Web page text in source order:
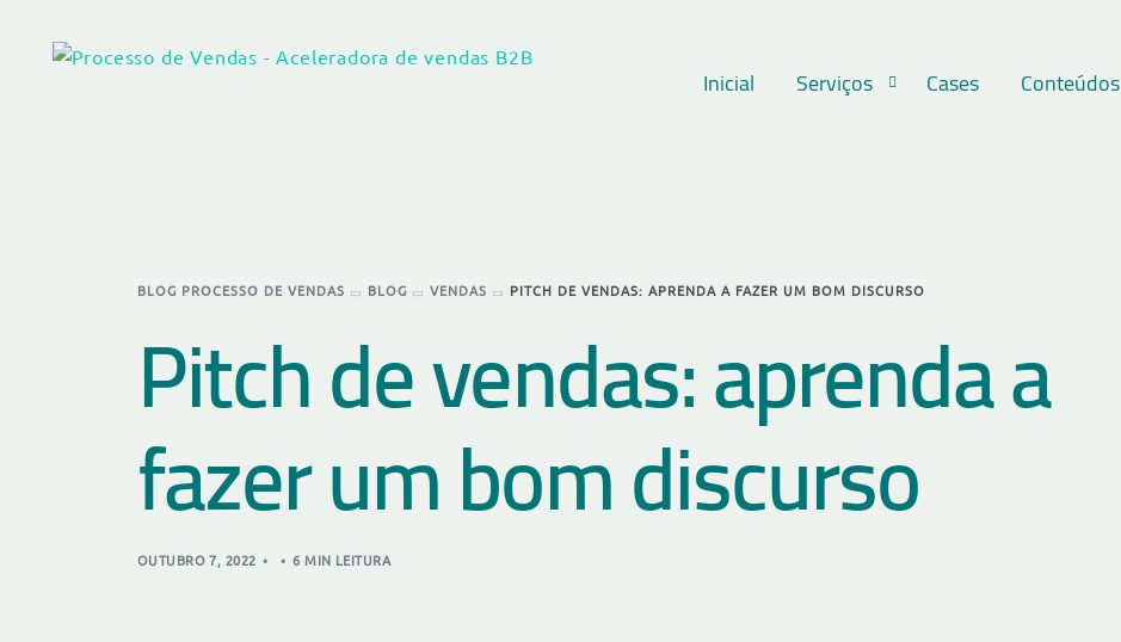
Inicial Serviços Cases Conteúdos
BLOG PROCESSO DE VENDAS BLOG VENDAS PITCH DE VENDAS: APRENDA A FAZER UM BOM DISCURSO
Pitch de vendas: aprenda a
fazer um bom discurso
OUTUBRO 7, 2022 6 MIN LEITURA